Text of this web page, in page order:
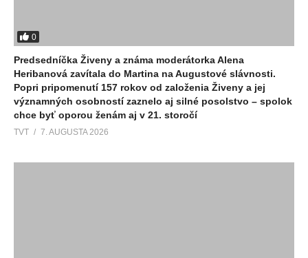
0
Predsedníčka Živeny a známa moderátorka Alena
Heribanová zavítala do Martina na Augustové slávnosti.
Popri pripomenutí 157 rokov od založenia Živeny a jej
významných osobností zaznelo aj silné posolstvo – spolok
chce byť oporou ženám aj v 21. storočí
TVT 7. AUGUSTA 2026